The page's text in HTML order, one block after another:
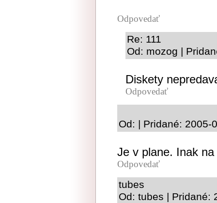
Odpovedať
Re: 111
Od: mozog |
Diskety
Odpovedať
Od: | Pridané: 2005-
Je v plane. Inak
Odpovedať
tubes
Od: tubes | Pridané: